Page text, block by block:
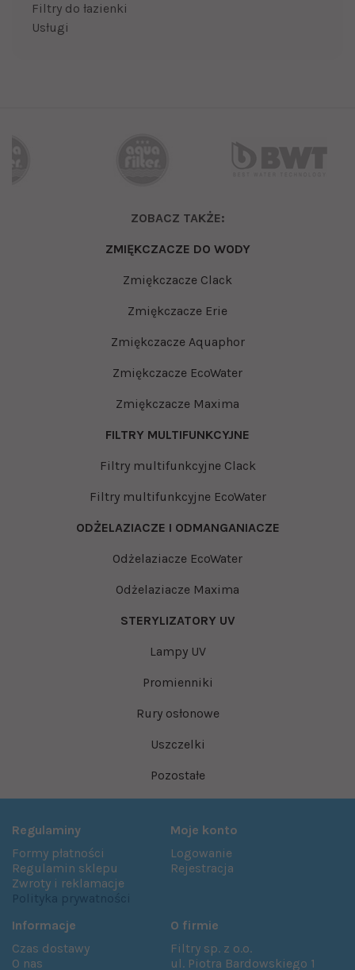
Filtry do łazienki
Usługi
ZOBACZ TAKŻE:
ZMIĘKCZACZE DO WODY
Zmiękczacze Clack
Zmiękczacze Erie
Zmiękczacze Aquaphor
Zmiękczacze EcoWater
Zmiękczacze Maxima
FILTRY MULTIFUNKCYJNE
Filtry multifunkcyjne Clack
Filtry multifunkcyjne EcoWater
ODŻELAZIACZE I ODMANGANIACZE
Odżelaziacze EcoWater
Odżelaziacze Maxima
STERYLIZATORY UV
Lampy UV
Promienniki
Rury osłonowe
Uszczelki
Pozostałe
Regulaminy
Formy płatności
Regulamin sklepu
Zwroty i reklamacje
Polityka prywatności
Moje konto
Logowanie
Rejestracja
Informacje
Czas dostawy
O nas
O firmie
Filtry sp. z o.o.
ul. Piotra Bardowskiego 1